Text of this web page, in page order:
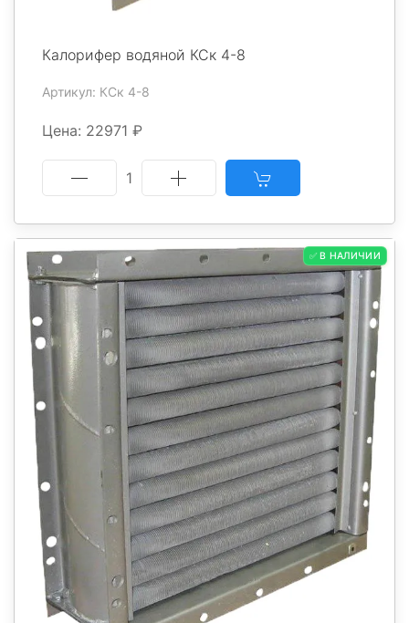
Калорифер водяной КСк 4-8
Артикул: КСк 4-8
Цена: 22971 ₽
1
✅ В НАЛИЧИИ